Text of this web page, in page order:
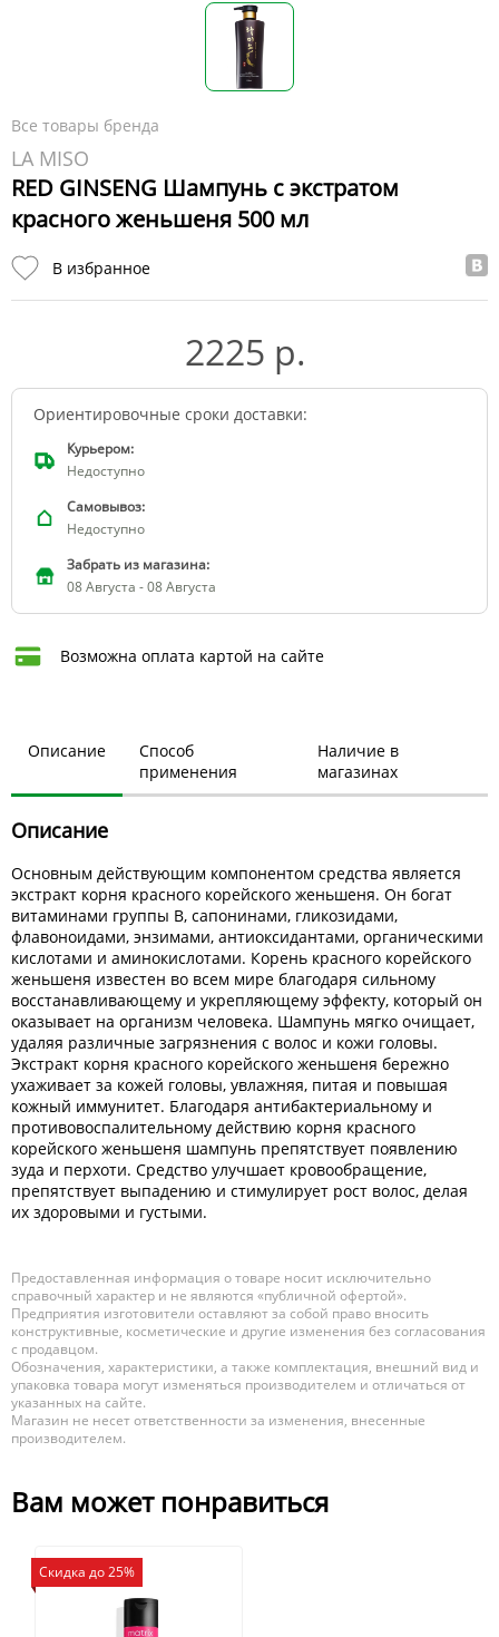
Все товары бренда
LA MISO
RED GINSENG Шампунь с экстратом
красного женьшеня 500 мл
В избранное
2225 р.
Ориентировочные сроки доставки:
Курьером:
Недоступно
Самовывоз:
Недоступно
Забрать из магазина:
08 Августа - 08 Августа
Возможна оплата картой на сайте
Описание
Способ
применения
Наличие в
магазинах
Описание
Основным действующим компонентом средства является
экстракт корня красного корейского женьшеня. Он богат
витаминами группы В, сапонинами, гликозидами,
флавоноидами, энзимами, антиоксидантами, органическими
кислотами и аминокислотами. Корень красного корейского
женьшеня известен во всем мире благодаря сильному
восстанавливающему и укрепляющему эффекту, который он
оказывает на организм человека. Шампунь мягко очищает,
удаляя различные загрязнения с волос и кожи головы.
Экстракт корня красного корейского женьшеня бережно
ухаживает за кожей головы, увлажняя, питая и повышая
кожный иммунитет. Благодаря антибактериальному и
противовоспалительному действию корня красного
корейского женьшеня шампунь препятствует появлению
зуда и перхоти. Средство улучшает кровообращение,
препятствует выпадению и стимулирует рост волос, делая
их здоровыми и густыми.
Предоставленная информация о товаре носит исключительно
справочный характер и не являются «публичной офертой».
Предприятия изготовители оставляют за собой право вносить
конструктивные, косметические и другие изменения без согласования
с продавцом.
Обозначения, характеристики, а также комплектация, внешний вид и
упаковка товара могут изменяться производителем и отличаться от
указанных на сайте.
Магазин не несет ответственности за изменения, внесенные
производителем.
Вам может понравиться
Скидка до 25%